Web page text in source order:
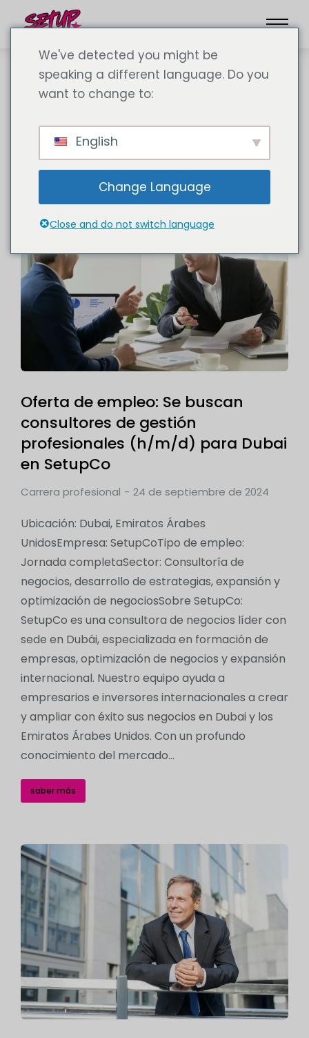
Carrera profesional
Oferta de empleo: Se buscan
consultores de gestión
profesionales (h/m/d) para Dubai
en SetupCo
Carrera profesional 24 de septiembre de 2024
Ubicación: Dubai, Emiratos Árabes
UnidosEmpresa: SetupCoTipo de empleo:
Jornada completaSector: Consultoría de
negocios, desarrollo de estrategias, expansión y
optimización de negociosSobre SetupCo:
SetupCo es una consultora de negocios líder con
sede en Dubái, especializada en formación de
empresas, optimización de negocios y expansión
internacional. Nuestro equipo ayuda a
empresarios e inversores internacionales a crear
y ampliar con éxito sus negocios en Dubai y los
Emiratos Árabes Unidos. Con un profundo
conocimiento del mercado...
saber más
We've detected you might be
speaking a different language. Do you
want to change to:
English
Change Language
Close and do not switch language